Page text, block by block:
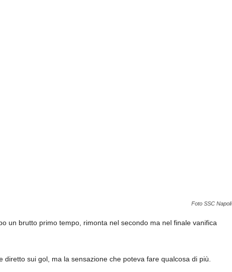
Foto SSC Napoli
un brutto primo tempo, rimonta nel secondo ma nel finale vanifica
diretto sui gol, ma la sensazione che poteva fare qualcosa di più.